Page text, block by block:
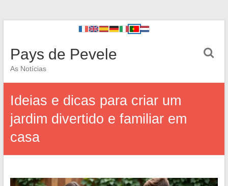
Pays de Pevele
As Notícias
Ideias e dicas para criar um
jardim divertido e familiar em
casa